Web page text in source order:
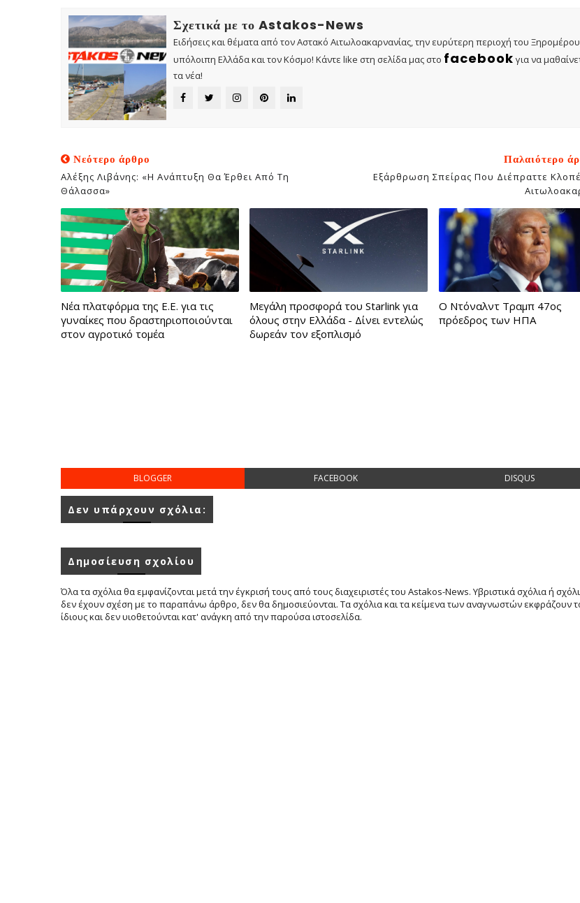
Σχετικά με το Astakos-News
Ειδήσεις και θέματα από τον Αστακό Αιτωλοακαρνανίας, την ευρύτερη περιοχή του
υπόλοιπη Ελλάδα και τον Κόσμο! Κάντε like στη σελίδα μας στο facebook για να
τα νέα!
Νεότερο άρθρο
Αλέξης Λιβάνης: «Η Ανάπτυξη Θα Έρθει Από Τη
Θάλασσα»
Παλαιότερο
Εξάρθρωση Σπείρας Που Διέπραττε
Νέα πλατφόρμα της Ε.Ε. για τις
γυναίκες που δραστηριοποιούνται
στον αγροτικό τομέα
Μεγάλη προσφορά του Starlink για
όλους στην Ελλάδα - Δίνει εντελώς
δωρεάν τον εξοπλισμό
Ο Ντόναλντ Τραμπ 47ος
πρόεδρος των ΗΠΑ
BLOGGER FACEBOOK DISQUS
Δεν υπάρχουν σχόλια:
Δημοσίευση σχολίου
Όλα τα σχόλια θα εμφανίζονται μετά την έγκρισή τους από τους διαχειριστές του Astakos-News. Υβριστικά σχόλια ή
δεν έχουν σχέση με το παραπάνω άρθρο, δεν θα δημοσιεύονται. Τα σχόλια και τα κείμενα των αναγνωστών εκφράζουν
ίδιους και δεν υιοθετούνται κατ' ανάγκη από την παρούσα ιστοσελίδα.